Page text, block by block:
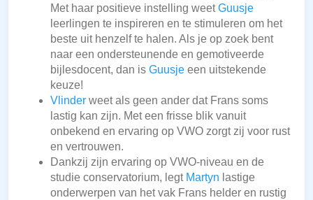
Met haar positieve instelling weetGuusje
leerlingen te inspireren en te stimuleren om het
beste uit henzelf te halen. Als je op zoek bent
naar een ondersteunende en gemotiveerde
bijlesdocent, dan is Guusje een uitstekende
keuze!
Vlinder weet als geen ander dat Frans soms
lastig kan zijn. Met een frisse blik vanuit
onbekend en ervaring op VWO zorgt zij voor rust
en vertrouwen.
Dankzij zijn ervaring op VWO-niveau en de
studie conservatorium, legt Martyn lastige
onderwerpen van het vak Frans helder en rustig